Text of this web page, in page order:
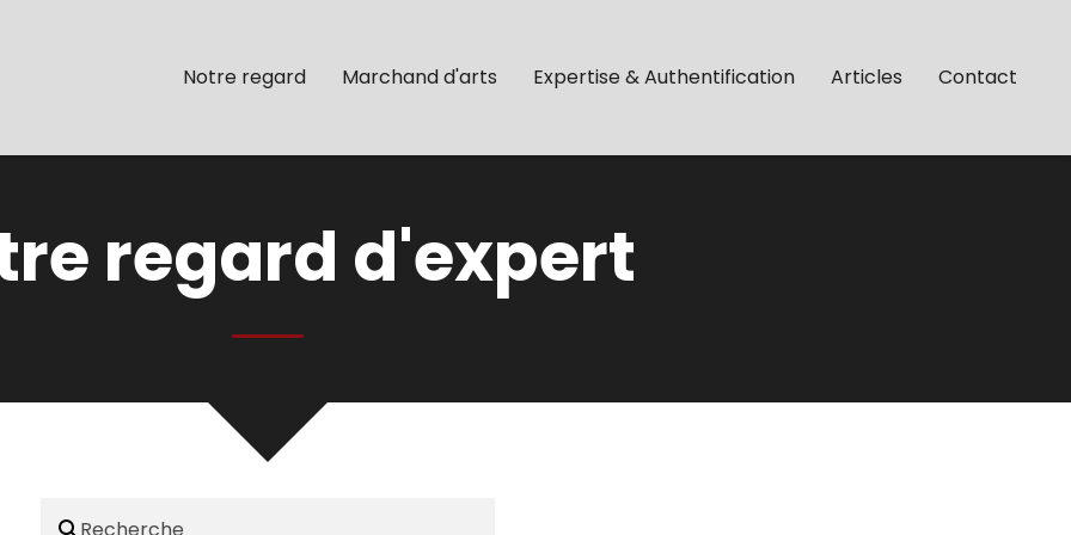
Notre regard Marchand d'arts Expertise & Authentification Articles Contact
regard d'expert